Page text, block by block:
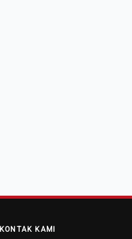
KONTAK KAMI